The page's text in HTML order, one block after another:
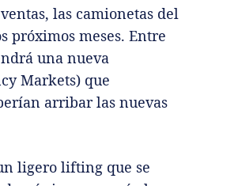
las camionetas del
próximos meses. Entre
una nueva
Markets) que
arribar las nuevas
ligero lifting que se